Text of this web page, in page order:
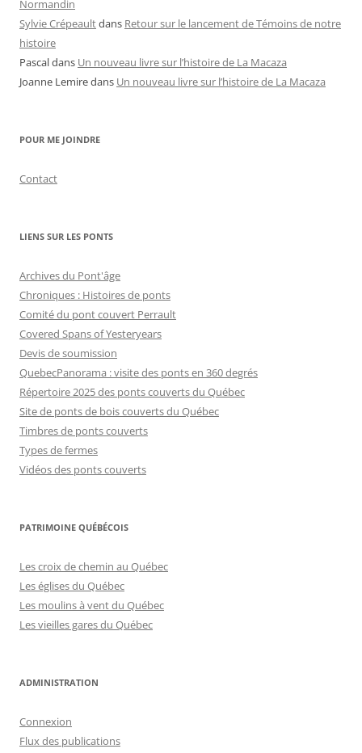
Normandin
Sylvie Crépeaultdans Retour sur le lancement de Témoins de notre
histoire
Pascaldans Un nouveau livre sur l’histoire de La Macaza
Joanne Lemiredans Un nouveau livre sur l’histoire de La Macaza
POUR ME JOINDRE
Contact
LIENS SUR LES PONTS
Archives du Pont'âge
Chroniques : Histoires de ponts
Comité du pont couvert Perrault
Covered Spans of Yesteryears
Devis de soumission
QuebecPanorama : visite des ponts en 360 degrés
Répertoire 2025 des ponts couverts du Québec
Site de ponts de bois couverts du Québec
Timbres de ponts couverts
Types de fermes
Vidéos des ponts couverts
PATRIMOINE QUÉBÉCOIS
Les croix de chemin au Québec
Les églises du Québec
Les moulins à vent du Québec
Les vieilles gares du Québec
ADMINISTRATION
Connexion
Flux des publications